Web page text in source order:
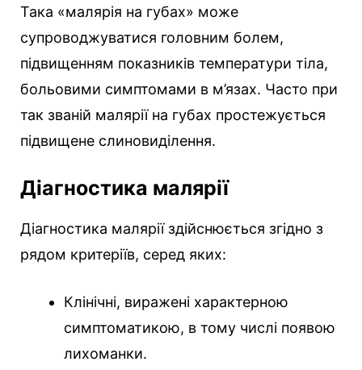
Така «малярія на губах» може
супроводжуватися головним болем,
підвищенням показників температури тіла,
больовими симптомами в м’язах. Часто при
так званій малярії на губах простежується
підвищене слиновиділення.
Діагностика малярії
Діагностика малярії здійснюється згідно з
рядом критеріїв, серед яких:
Клінічні, виражені характерною
симптоматикою, в тому числі появою
лихоманки.